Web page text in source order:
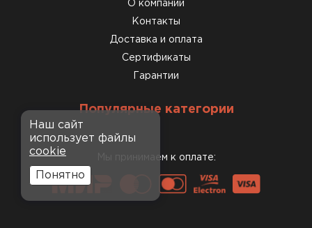
О компании
Контакты
Доставка и оплата
Сертификаты
Гарантии
Популярные категории
Мы принимаем к оплате:
Наш сайт
использует файлы
cookie
Понятно